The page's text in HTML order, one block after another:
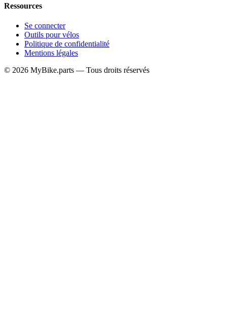
Ressources
Se connecter
Outils pour vélos
Politique de confidentialité
Mentions légales
© 2026 MyBike.parts — Tous droits réservés